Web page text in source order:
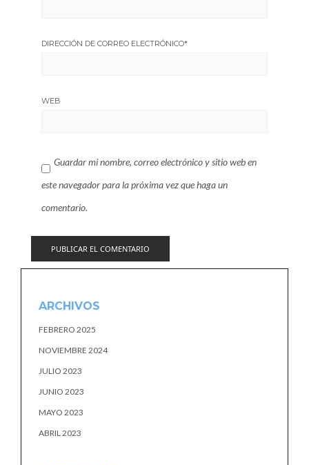
DIRECCIÓN DE CORREO ELECTRÓNICO*
WEB
Guardar mi nombre, correo electrónico y sitio web en
este navegador para la próxima vez que haga un
comentario.
ARCHIVOS
FEBRERO 2025
NOVIEMBRE 2024
JULIO 2023
JUNIO 2023
MAYO 2023
ABRIL 2023